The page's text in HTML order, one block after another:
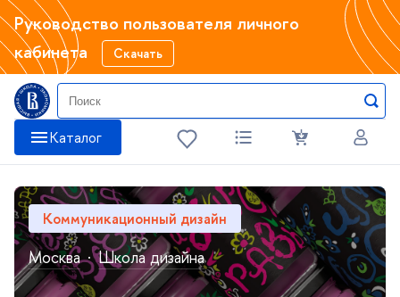
Руководство пользователя личного
кабинета
Скачать
Катало
Коммуникационный дизайн
Москва · Школа дизайна